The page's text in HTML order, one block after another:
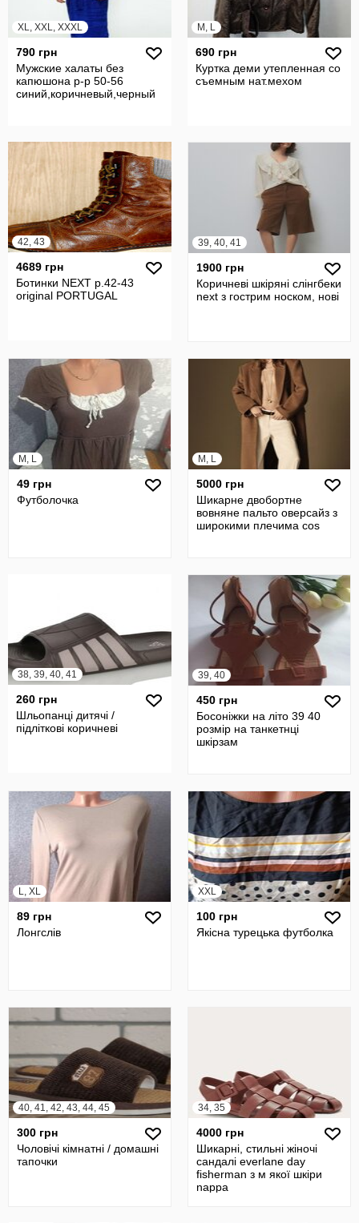
XL, XXL, XXXL
790 грн
Мужские халаты без
капюшона р-р 50-56
синий,коричневый,черный
M, L
690 грн
Куртка деми утепленная со
съемным нат.мехом
42, 43
4689 грн
Ботинки NEXT р.42-43
original PORTUGAL
39, 40, 41
1900 грн
Коричневі шкіряні слінгбеки
next з гострим носком, нові
M, L
49 грн
Футболочка
M, L
5000 грн
Шикарне двобортне
вовняне пальто оверсайз з
широкими плечима cos
38, 39, 40, 41
260 грн
Шльопанці дитячі /
підліткові коричневі
39, 40
450 грн
Босоніжки на літо 39 40
розмір на танкетнці
шкірзам
L, XL
89 грн
Лонгслів
XXL
100 грн
Якісна турецька футболка
40, 41, 42, 43, 44, 45
300 грн
Чоловічі кімнатні / домашні
тапочки
34, 35
4000 грн
Шикарні, стильні жіночі
сандалі everlane day
fisherman з м якої шкіри
nappa